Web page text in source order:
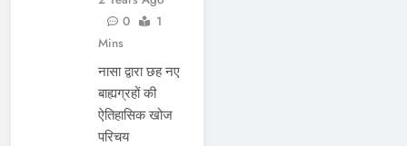
0
1
Mins
नासा द्वारा छह नए
बाह्यग्रहों की
ऐतिहासिक खोज
परिचय